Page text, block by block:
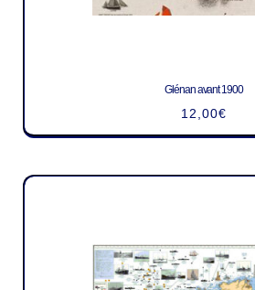
Glénan avant 1900
12,00€